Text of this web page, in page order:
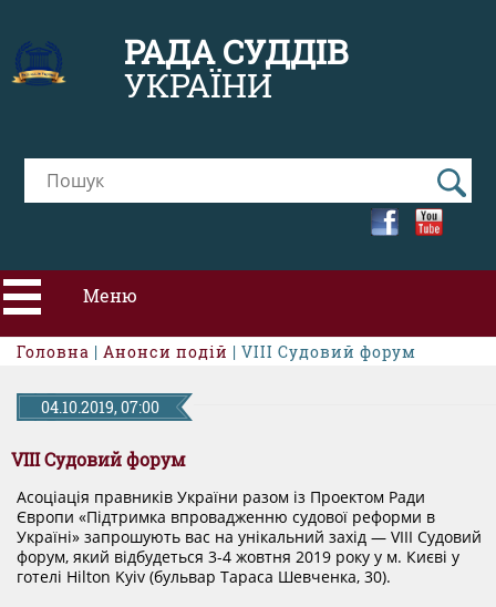
РАДА СУДДІВ
УКРАЇНИ
Меню
ПРО РСУ
ДОКУМЕНТИ
КАНДИДАТИ ДО КСУ
Головна | Анонси подій | VІII Судовий форум
04.10.2019, 07:00
VІII Судовий форум
Асоціація правників України разом із Проектом Ради
Європи «Підтримка впровадженню судової реформи в
Україні» запрошують вас на унікальний захід — VІII Судовий
форум, який відбудеться 3-4 жовтня 2019 року у м. Києві у
готелі Hilton Kyiv (бульвар Тараса Шевченка, 30).